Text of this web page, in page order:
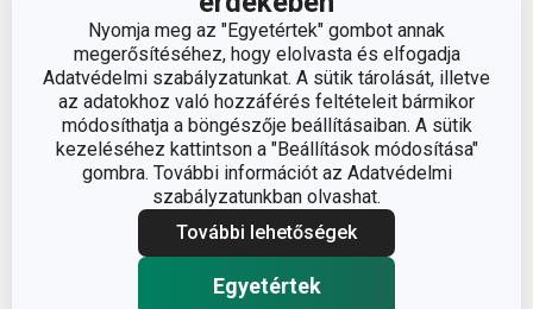
Nyomja meg az "Egyetértek" gombot annak
megerősítéséhez, hogy elolvasta és elfogadja
Adatvédelmi szabályzatunkat. A sütik tárolását, illetve
az adatokhoz való hozzáférés feltételeit bármikor
módosíthatja a böngészője beállításaiban. A sütik
kezeléséhez kattintson a "Beállítások módosítása"
gombra. További információt az Adatvédelmi
szabályzatunkban olvashat.
További lehetőségek
Egyetértek